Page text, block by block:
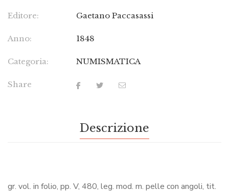
Editore: Gaetano Paccasassi
Anno: 1848
Categoria: NUMISMATICA
Share
Descrizione
gr. vol. in folio, pp. V, 480, leg. mod. m. pelle con angoli, tit.